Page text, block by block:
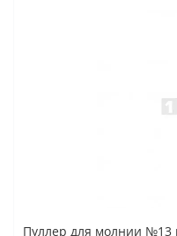
Пуллер для молнии №13